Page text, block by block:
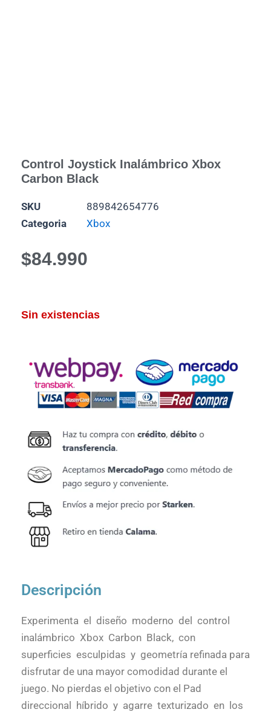
Control Joystick Inalámbrico Xbox
Carbon Black
SKU
889842654776
Categoria
Xbox
$84.990
Sin existencias
Descripción
Experimenta el diseño moderno del control
inalámbrico Xbox Carbon Black, con
superficies esculpidas y geometría refinada para
disfrutar de una mayor comodidad durante el
juego. No pierdas el objetivo con el Pad
direccional híbrido y agarre texturizado en los